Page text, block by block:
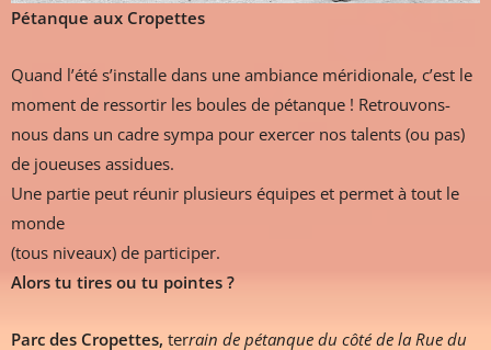
Pétanque aux Cropettes
Quand l’été s’installe dans une ambiance méridionale, c’est le
moment de ressortir les boules de pétanque ! Retrouvons-
nous dans un cadre sympa pour exercer nos talents (ou pas)
de joueuses assidues.
Une partie peut réunir plusieurs équipes et permet à tout le
monde
(tous niveaux) de participer.
Alors tu tires ou tu pointes ?
Parc des Cropettes, terrain de pétanque du côté de la Rue du